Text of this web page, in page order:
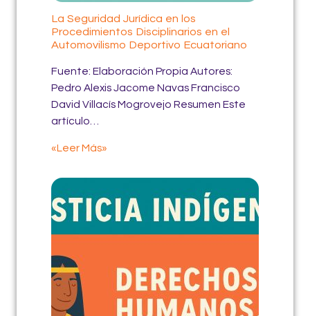
La Seguridad Jurídica en los
Procedimientos Disciplinarios en el
Automovilismo Deportivo Ecuatoriano
Fuente: Elaboración Propia Autores:
Pedro Alexis Jacome Navas Francisco
David Villacís Mogrovejo Resumen Este
artículo…
«Leer Más»